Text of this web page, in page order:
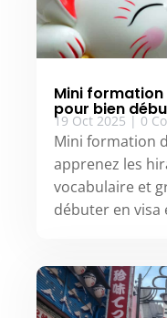
Mini formation
pour bien
19 Oct 2025 | 0
Mini formation
apprenez les
vocabulaire et
débuter en visa